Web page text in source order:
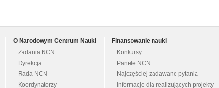
O Narodowym Centrum Nauki
Zadania NCN
Dyrekcja
Rada NCN
Koordynatorzy
Finansowanie nauki
Konkursy
Panele NCN
Najczęściej zadawane pytania
Informacje dla realizujących projekty